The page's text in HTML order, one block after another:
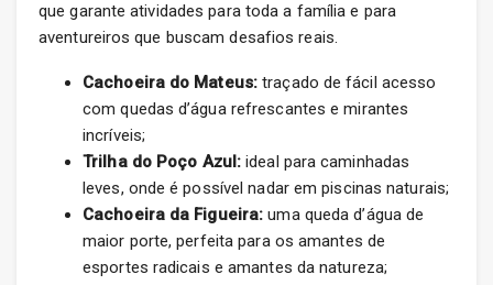
que garante atividades para toda a família e para
aventureiros que buscam desafios reais.
Cachoeira do Mateus: traçado de fácil acesso
com quedas d’água refrescantes e mirantes
incríveis;
Trilha do Poço Azul: ideal para caminhadas
leves, onde é possível nadar em piscinas naturais;
Cachoeira da Figueira: uma queda d’água de
maior porte, perfeita para os amantes de
esportes radicais e amantes da natureza;